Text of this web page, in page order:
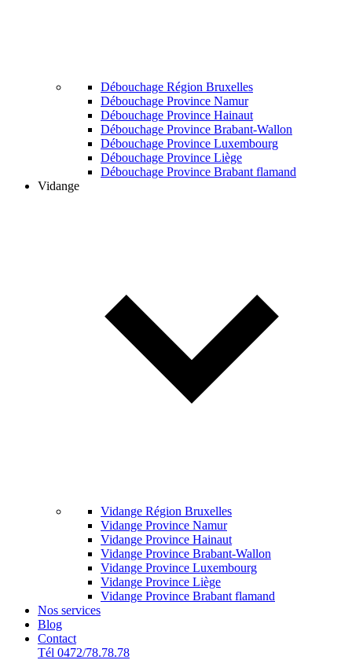
Débouchage Région Bruxelles
Débouchage Province Namur
Débouchage Province Hainaut
Débouchage Province Brabant-Wallon
Débouchage Province Luxembourg
Débouchage Province Liège
Débouchage Province Brabant flamand
Vidange
Vidange Région Bruxelles
Vidange Province Namur
Vidange Province Hainaut
Vidange Province Brabant-Wallon
Vidange Province Luxembourg
Vidange Province Liège
Vidange Province Brabant flamand
Nos services
Blog
Contact
Tél 0472/78.78.78